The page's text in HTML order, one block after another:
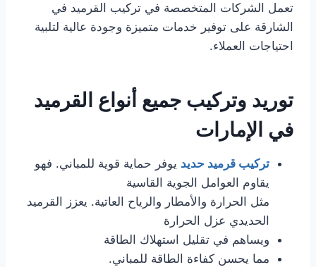
تعمل الشركات المتخصصة في تركيب القرميد في
الشارقة على توفير خدمات متميزة وجودة عالية لتلبية
احتياجات العملاء.
توريد وتركيب جميع أنواع القرميد
في الإمارات
تركيب قرميد حديد يوفر حماية قوية للمباني. فهو
يقاوم العوامل الجوية القاسية
مثل الحرارة والأمطار والرياح العاتية. يعزز القرميد
الحديدي عزل الحرارة
ويساهم في تقليل استهلاك الطاقة
مما يحسن كفاءة الطاقة للمباني.